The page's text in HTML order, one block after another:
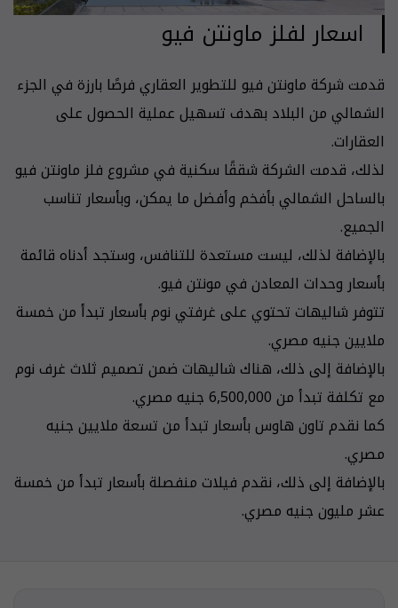
اسعار لفلز ماونتن فيو
قدمت شركة ماونتن فيو للتطوير العقاري فرصًا بارزة في الجزء
الشمالي من البلاد بهدف تسهيل عملية الحصول على
العقارات.
لذلك، قدمت الشركة شققًا سكنية في مشروع فلز ماونتن فيو
بالساحل الشمالي بأفخم وأفضل ما يمكن، وبأسعار تناسب
الجميع.
بالإضافة لذلك، ليست مستعدة للتنافس، وستجد أدناه قائمة
بأسعار وحدات المعادن في مونتن فيو.
تتوفر شاليهات تحتوي على غرفتي نوم بأسعار تبدأ من خمسة
ملايين جنيه مصري.
بالإضافة إلى ذلك، هناك شاليهات ضمن تصميم ثلاث غرف نوم
مع تكلفة تبدأ من 6,500,000 جنيه مصري.
كما نقدم تاون هاوس بأسعار تبدأ من تسعة ملايين جنيه
مصري.
بالإضافة إلى ذلك، نقدم فيلات منفصلة بأسعار تبدأ من خمسة
عشر مليون جنيه مصري.